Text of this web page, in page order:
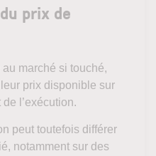
prix de
marché si touché,
prix disponible sur
l’exécution.
peut toutefois différer
notamment sur des